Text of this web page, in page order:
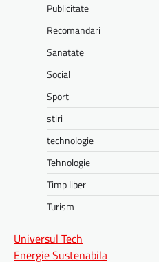
Publicitate
Recomandari
Sanatate
Social
Sport
stiri
technologie
Tehnologie
Timp liber
Turism
Universul Tech
Energie Sustenabila